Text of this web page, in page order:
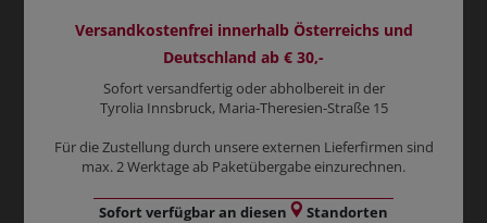
Versandkostenfrei innerhalb Österreichs und
Deutschland ab € 30,-
Sofort versandfertig oder abholbereit in der
Tyrolia Innsbruck, Maria-Theresien-Straße 15
Für die Zustellung durch unsere externen Lieferfirmen sind
max. 2 Werktage ab Paketübergabe einzurechnen.
Sofort verfügbar an diesen Standorten